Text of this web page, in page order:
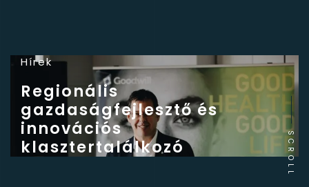
Hírek
Regionális
gazdaságfejlesztő és
innovációs
klasztertalálkozó
SCROLL